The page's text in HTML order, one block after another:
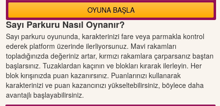
OYUNA BAŞLA
Sayı Parkuru Nasıl Oynanır?
Sayı parkuru oyununda, karakterinizi fare veya parmakla kontrol
ederek platform üzerinde ilerliyorsunuz. Mavi rakamları
topladığınızda değeriniz artar, kırmızı rakamlara çarparsanız baştan
başlarsınız. Tuzaklardan kaçının ve blokları kırarak ilerleyin. Her
blok kırışınızda puan kazanırsınız. Puanlarınızı kullanarak
karakterinizi ve puan kazancınızı yükseltebilirsiniz, böylece daha
avantajlı başlayabilirsiniz.